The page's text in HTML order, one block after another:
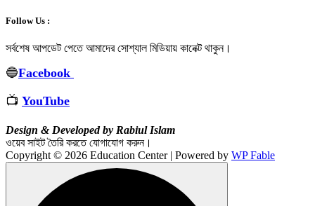
Follow Us :
সর্বশেষ আপডেট পেতে আমাদের সোশ্যাল মিডিয়ায় কানেক্ট থাকুন।
🔵Facebook
📺 YouTube
Design & Developed by Rabiul Islam
ওয়েব সাইট তৈরি করতে যোগাযোগ করুন।
Copyright © 2026 Education Center | Powered by WP Fable